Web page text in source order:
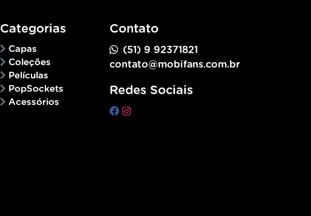
Contato
(51) 9 92371821
contato@mobifans.com.br
Redes Sociais
Categorias
Capas
Coleções
Películas
PopSockets
Acessórios